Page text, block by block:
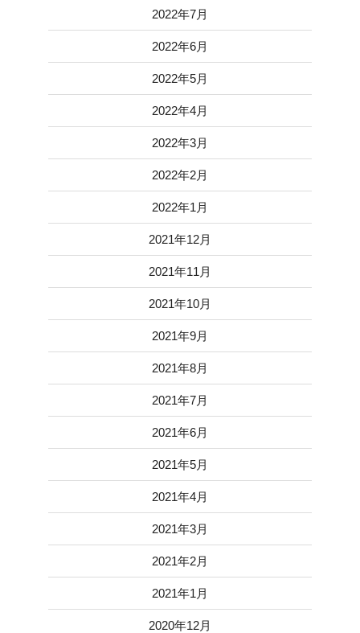
2022年7月
2022年6月
2022年5月
2022年4月
2022年3月
2022年2月
2022年1月
2021年12月
2021年11月
2021年10月
2021年9月
2021年8月
2021年7月
2021年6月
2021年5月
2021年4月
2021年3月
2021年2月
2021年1月
2020年12月